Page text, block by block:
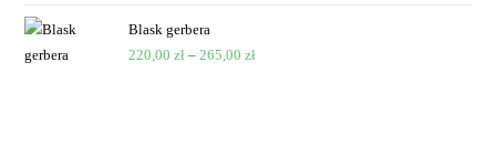
Blask gerbera
220,00zł – 265,00zł